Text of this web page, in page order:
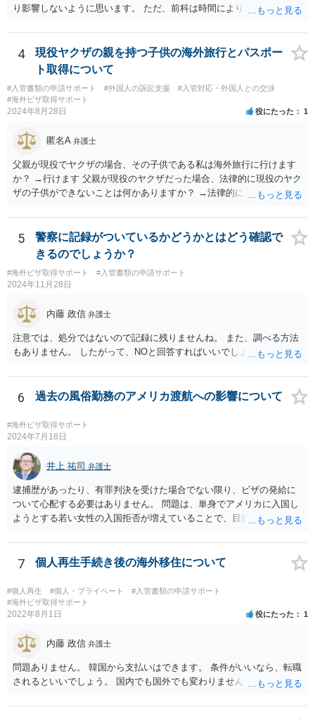
り影響しないように思います。 ただ、前科は時間により消えません。
4
現役ヤクザの親を持つ子供の海外旅行とパスポー
ト取得について
#入管書類の申請サポート #外国人の訴訟支援
#入管対応・外国人との交渉
#海外ビザ取得サポート
2024年8月28日 役にたった 1
匿名A 弁護士
父親が現役でヤクザの場合、その子供である私は海外旅行に行けます
か？ →行けます 父親が現役のヤクザだった場合、法律的に現役のヤク
ザの子供ができないことは何かありますか？ →法律的に、ということ
5
警察に記録がついているかどうかとはどう確認で
きるのでしょうか？
#海外ビザ取得サポート #入管書類の申請サポート
2024年11月28日
内藤 政信 弁護士
注意では、処分ではないので記録に残りませんね。 また、調べる方法
もありません。 したがって、NOと回答すればいいでしょう。
6 過去の風俗勤務のアメリカ渡航への影響について
#海外ビザ取得サポート
2024年7月18日
井上 祐司 弁護士
逮捕歴があったり、有罪判決を受けた場合でない限り、ビザの発給に
ついて心配する必要はありません。 問題は、単身でアメリカに入国し
ようとする若い女性の入国拒否が増えていることで、目的・滞在期
に渡米歴がある場合には過去に訪問した場所等を細かく聞かれ、その
中に矛盾があると入国を拒否される事例が実際に数多く見聞きされて
す。
7 個人再生手続き後の海外移住について
#個人再生 #個人・プライベート
#入管書類の申請サポート
#海外ビザ取得サポート
2022年8月1日 役にたった 1
内藤 政信 弁護士
問題ありません。 韓国から支払いはできます。 条件がいいなら、転職
されるといいでしょう。 国内でも国外でも変わりません。